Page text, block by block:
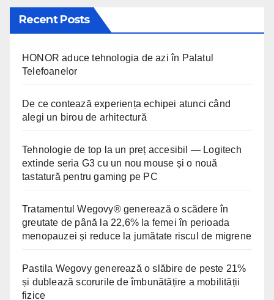
Recent Posts
HONOR aduce tehnologia de azi în Palatul
Telefoanelor
De ce contează experiența echipei atunci când
alegi un birou de arhitectură
Tehnologie de top la un preț accesibil — Logitech
extinde seria G3 cu un nou mouse și o nouă
tastatură pentru gaming pe PC
Tratamentul Wegovy® generează o scădere în
greutate de până la 22,6% la femei în perioada
menopauzei și reduce la jumătate riscul de migrene
Pastila Wegovy generează o slăbire de peste 21%
și dublează scorurile de îmbunătățire a mobilității
fizice